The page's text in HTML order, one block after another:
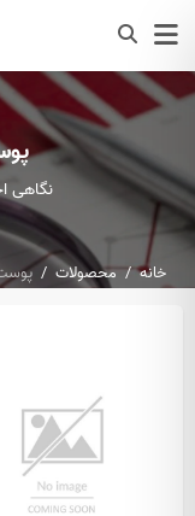
نگاهی
خانه محصولات